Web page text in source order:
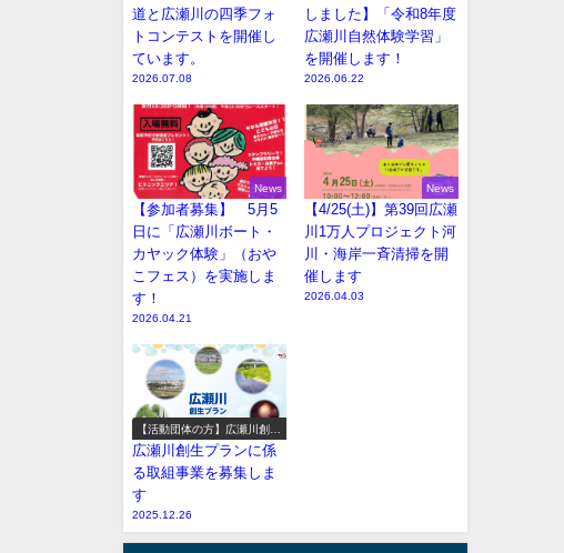
道と広瀬川の四季フォ
トコンテストを開催し
ています。
2026.07.08
しました】「令和8年度
広瀬川自然体験学習」
を開催します！
2026.06.22
News
【参加者募集】 5月5
日に「広瀬川ボート・
カヤック体験」（おや
こフェス）を実施しま
す！
2026.04.21
News
【4/25(土)】第39回広瀬
川1万人プロジェクト河
川・海岸一斉清掃を開
催します
2026.04.03
【活動団体の方】広瀬川創生
プラン参加事業の募集
広瀬川創生プランに係
る取組事業を募集しま
す
2025.12.26